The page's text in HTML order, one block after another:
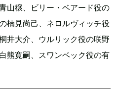
山穣、ビリー・ベアード役の
楠見尚己、ネロルヴィッチ役
井大介、ウルリック役の咲野
熊寛嗣、スワンベック役の有